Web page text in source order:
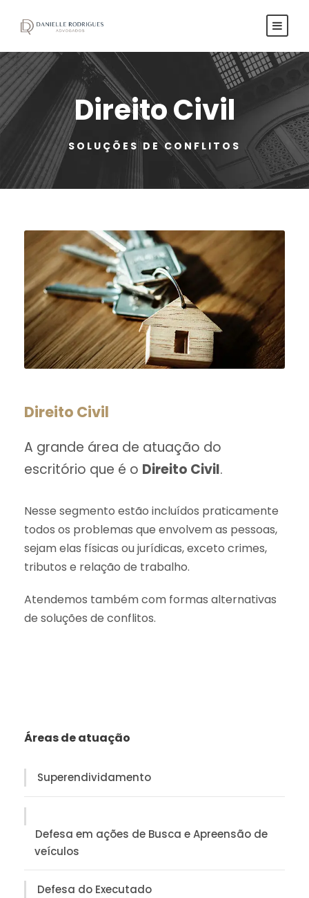
Direito Civil
SOLUÇÕES DE CONFLITOS
Direito Civil
A grande área de atuação do
escritório que é o Direito Civil.
Nesse segmento estão incluídos praticamente
todos os problemas que envolvem as pessoas,
sejam elas físicas ou jurídicas, exceto crimes,
tributos e relação de trabalho.
Atendemos também com formas alternativas
de soluções de conflitos.
Áreas de atuação
Superendividamento
Defesa em ações de Busca e Apreensão de
veículos
Defesa do Executado